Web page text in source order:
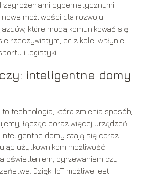
zagrożeniami cybernetycznymi.
nowe możliwości dla rozwoju
które mogą komunikować się
rzeczywistym, co z kolei wpłynie
i logistyki.
inteligentne domy
technologia, która zmienia sposób,
łącząc coraz więcej urządzeń
domy stają się coraz
użytkownikom możliwość
oświetleniem, ogrzewaniem czy
Dzięki IoT możliwe jest